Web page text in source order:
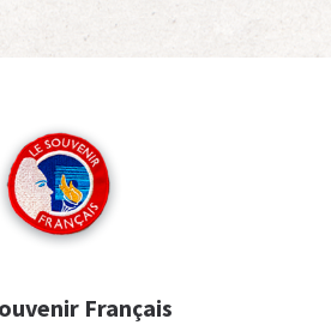
Français